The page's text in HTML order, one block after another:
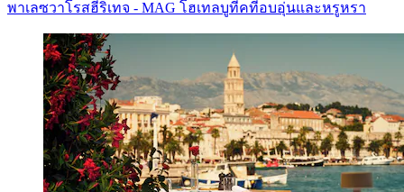
พาเลซวาโรสฮีริเทจ - MAG โฮเทลบูทีคที่อบอุ่นและหรูหรา